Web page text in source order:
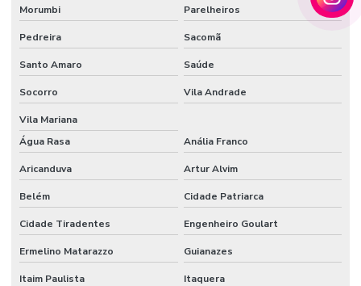
Morumbi Parelheiros
Pedreira Sacomã
Santo Amaro Saúde
Socorro Vila Andrade
Vila Mariana
Água Rasa
Anália Franco
Aricanduva Artur Alvim
Belém Cidade Patriarca
Cidade Tiradentes Engenheiro Goulart
Ermelino Matarazzo Guianazes
Itaim Paulista Itaquera